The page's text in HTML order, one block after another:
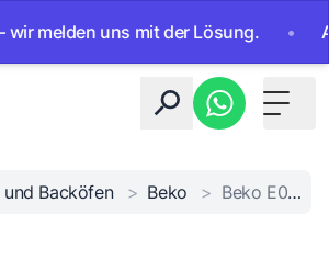
uns mit der Lösung. • Ab
Toggle
und Backöfen > Beko > Beko E01 Fehler